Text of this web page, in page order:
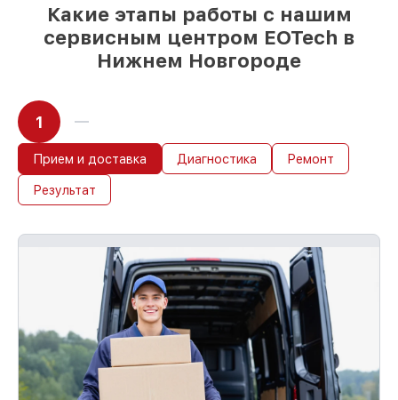
Какие этапы работы с нашим
сервисным центром EOTech в
Нижнем Новгороде
1
Прием и доставка Диагностика Ремонт
Результат